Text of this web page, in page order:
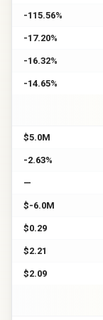
-115.56%
-17.20%
-16.32%
-14.65%
$5.0M
-2.63%
—
$-6.0M
$0.29
$2.21
$2.09